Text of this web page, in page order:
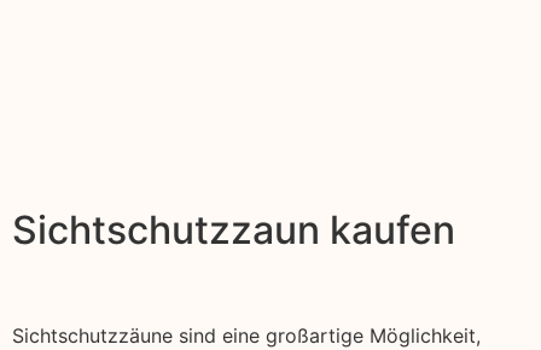
Sichtschutzzaun kaufen
Sichtschutzzäune sind eine großartige Möglichkeit,